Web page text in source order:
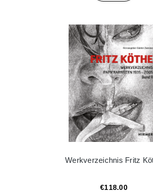
Werkverzeichnis Fritz
€118.00